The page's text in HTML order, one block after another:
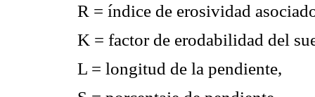
R = índice de erosividad
K = factor de erodabilidad del
L = longitud de la pendiente,